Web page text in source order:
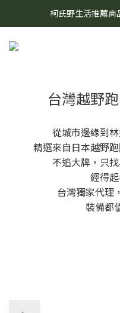
8/7 當天暫停
柯氏野生活推薦商
8/7 當天暫停
台灣越野
從城市邊緣到
精選來自日本越野
不追大牌，只
經得
台灣獨家代理
裝備都